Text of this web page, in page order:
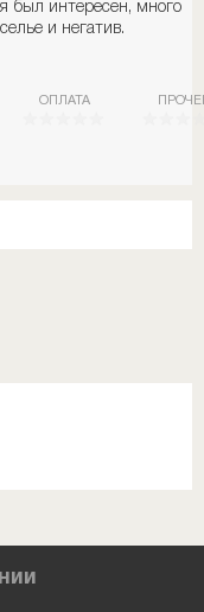
был интересен, много
и негатив.
ОПЛАТА